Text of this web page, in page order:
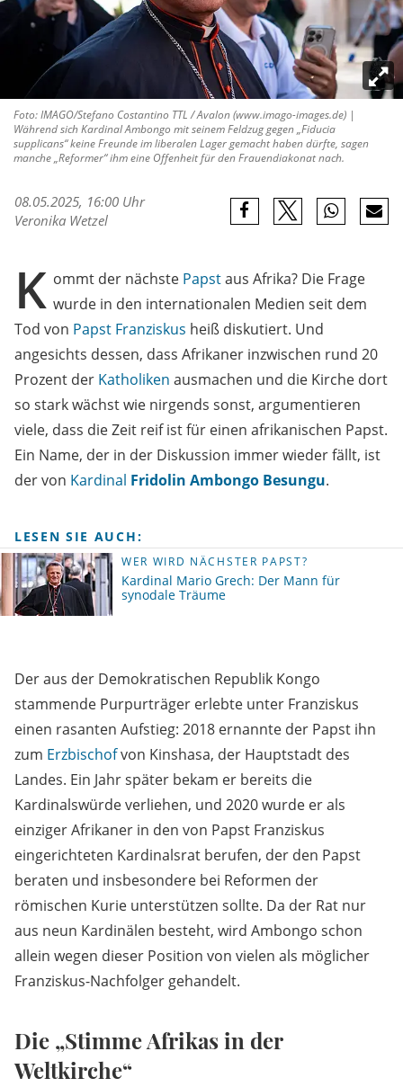
Foto: IMAGO/Stefano Costantino TTL / Avalon (www.imago-images.de) |
Während sich Kardinal Ambongo mit seinem Feldzug gegen „Fiducia
supplicans“ keine Freunde im liberalen Lager gemacht haben dürfte, sagen
manche „Reformer“ ihm eine Offenheit für den Frauendiakonat nach.
08.05.2025, 16:00 Uhr
Veronika Wetzel
K ommt der nächste Papstaus Afrika? Die Frage
wurde in den internationalen Medien seit dem
Tod von Papst Franziskus heiß diskutiert. Und
angesichts dessen, dass Afrikaner inzwischen rund 20
Prozent der Katholiken ausmachen und die Kirche dort
so stark wächst wie nirgends sonst, argumentieren
viele, dass die Zeit reif ist für einen afrikanischen Papst.
Ein Name, der in der Diskussion immer wieder fällt, ist
der von Kardinal Fridolin Ambongo Besungu.
LESEN SIE AUCH:
WER WIRD NÄCHSTER PAPST?
Kardinal Mario Grech: Der Mann für
synodale Träume
Der aus der Demokratischen Republik Kongo
stammende Purpurträger erlebte unter Franziskus
einen rasanten Aufstieg: 2018 ernannte der Papst ihn
zum Erzbischofvon Kinshasa, der Hauptstadt des
Landes. Ein Jahr später bekam er bereits die
Kardinalswürde verliehen, und 2020 wurde er als
einziger Afrikaner in den von Papst Franziskus
eingerichteten Kardinalsrat berufen, der den Papst
beraten und insbesondere bei Reformen der
römischen Kurie unterstützen sollte. Da der Rat nur
aus neun Kardinälen besteht, wird Ambongo schon
allein wegen dieser Position von vielen als möglicher
Franziskus-Nachfolger gehandelt.
Die „Stimme Afrikas in der
Weltkirche“